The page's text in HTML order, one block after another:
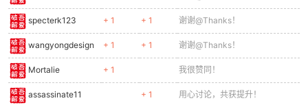
specterk123 + 1 + 1 谢谢@Thanks！
wangyongdesign + 1 + 1 谢谢@Thanks！
Mortalie + 1 我很赞同！
assassinate11 + 1 用心讨论，共获提升！